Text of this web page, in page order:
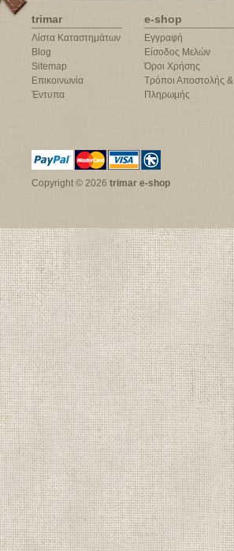
trimar
Λίστα Καταστημάτων
Blog
Sitemap
Επικοινωνία
Έντυπα
e-shop
Εγγραφή
Είσοδος Μελών
Όροι Χρήσης
Τρόποι Αποστολής &
Πληρωμής
Copyright © 2026 trimar e-shop